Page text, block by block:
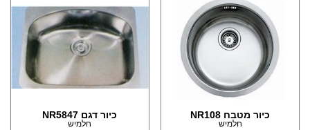
כיור מטבח NR108
חלמיש
כיור דגם NR5847
חלמיש